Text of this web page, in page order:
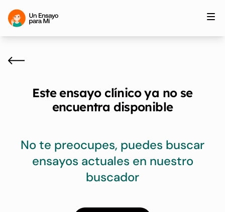
Este ensayo clínico ya no se
encuentra disponible
No te preocupes, puedes buscar
ensayos actuales en nuestro
buscador